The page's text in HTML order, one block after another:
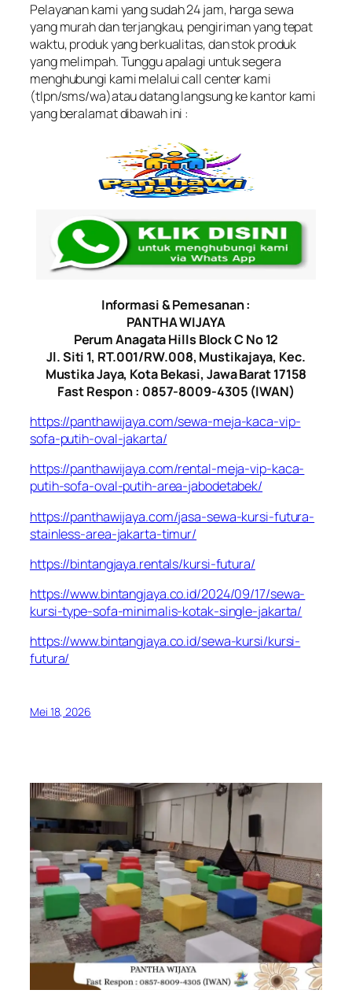
Pelayanan kami yang sudah 24 jam, harga sewa
yang murah dan terjangkau, pengiriman yang tepat
waktu, produk yang berkualitas, dan stok produk
yang melimpah. Tunggu apalagi untuk segera
menghubungi kami melalui call center kami
(tlpn/sms/wa)atau datang langsung ke kantor kami
yang beralamat dibawah ini :
Informasi & Pemesanan :
PANTHA WIJAYA
Perum Anagata Hills Block C No 12
Jl. Siti 1, RT.001/RW.008, Mustikajaya, Kec.
Mustika Jaya, Kota Bekasi, Jawa Barat 17158
Fast Respon : 0857-8009-4305 (IWAN)
https://panthawijaya.com/sewa-meja-kaca-vip-
sofa-putih-oval-jakarta/
https://panthawijaya.com/rental-meja-vip-kaca-
putih-sofa-oval-putih-area-jabodetabek/
https://panthawijaya.com/jasa-sewa-kursi-futura-
stainless-area-jakarta-timur/
https://bintangjaya.rentals/kursi-futura/
https://www.bintangjaya.co.id/2024/09/17/sewa-
kursi-type-sofa-minimalis-kotak-single-jakarta/
https://www.bintangjaya.co.id/sewa-kursi/kursi-
futura/
Mei 18, 2026